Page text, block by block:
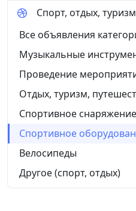
Спорт, отдых, туризм
Все объявления
Музыкальные
Проведение
Отдых, туризм,
Спортивное снаряжение
Спортивное
Велосипеды
Другое (спорт, отдых)